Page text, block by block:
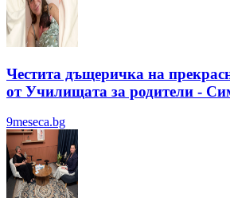
Честита дъщеричка на
от Училищата за родители -
9meseca.bg